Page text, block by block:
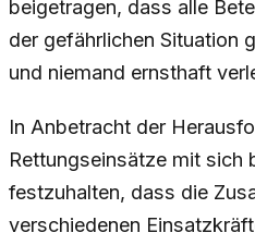
beigetragen, dass alle
der gefährlichen Situation
und niemand ernsthaft
In Anbetracht der
Rettungseinsätze mit sich
festzuhalten, dass die
verschiedenen